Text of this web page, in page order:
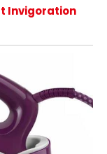
Invigoration